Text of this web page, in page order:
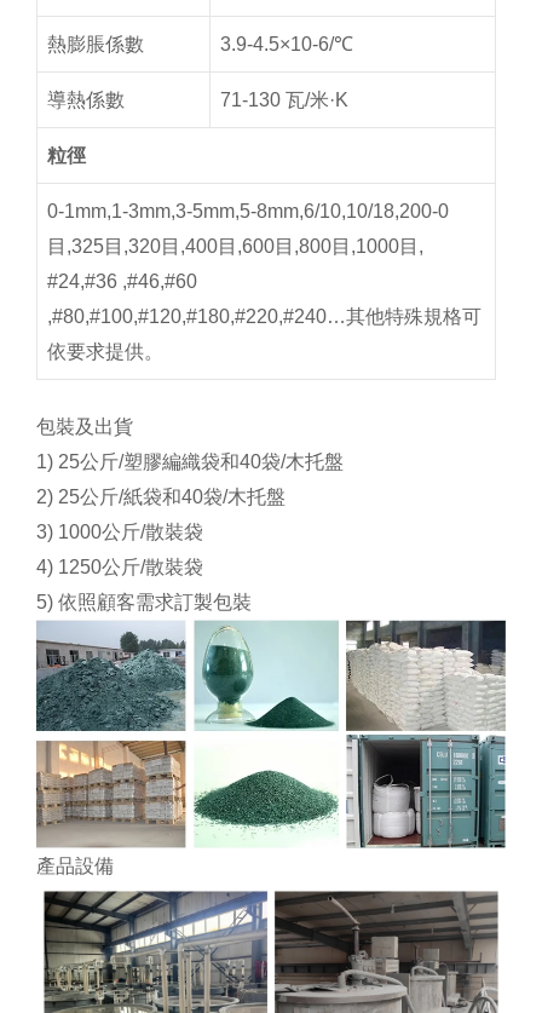
熱膨脹係數 3.9-4.5×10-6/℃
導熱係數 71-130 瓦/米·K
粒徑
0-1mm,1-3mm,3-5mm,5-8mm,6/10,10/18,200-0
目,325目,320目,400目,600目,800目,1000目,
#24,#36 ,#46,#60
,#80,#100,#120,#180,#220,#240…其他特殊規格可
依要求提供。
包裝及出貨
1) 25公斤/塑膠編織袋和40袋/木托盤
2) 25公斤/紙袋和40袋/木托盤
3) 1000公斤/散裝袋
4) 1250公斤/散裝袋
5) 依照顧客需求訂製包裝
產品設備